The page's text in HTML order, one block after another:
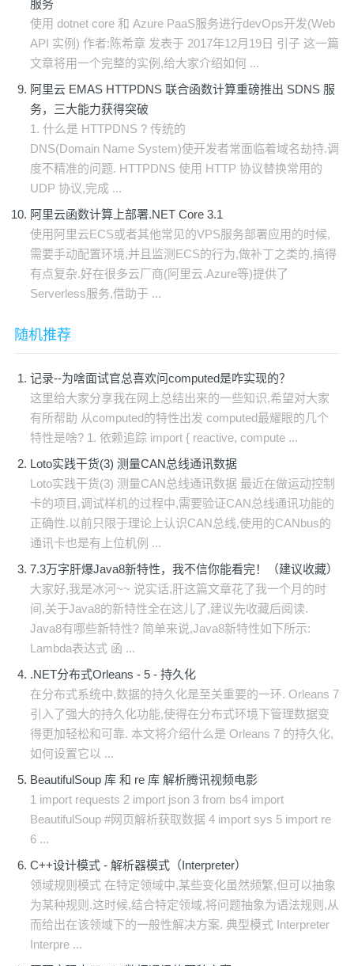
服务
使用 dotnet core 和 Azure PaaS服务进行devOps开发(Web
API 实例) 作者:陈希章 发表于 2017年12月19日 引子 这一篇
文章将用一个完整的实例,给大家介绍如何 ...
阿里云 EMAS HTTPDNS 联合函数计算重磅推出 SDNS 服
务，三大能力获得突破
1. 什么是 HTTPDNS ? 传统的
DNS(Domain Name System)使开发者常面临着域名劫持.调
度不精准的问题. HTTPDNS 使用 HTTP 协议替换常用的
UDP 协议,完成 ...
阿里云函数计算上部署.NET Core 3.1
使用阿里云ECS或者其他常见的VPS服务部署应用的时候,
需要手动配置环境,并且监测ECS的行为,做补丁之类的,搞得
有点复杂.好在很多云厂商(阿里云.Azure等)提供了
Serverless服务,借助于 ...
随机推荐
记录--为啥面试官总喜欢问computed是咋实现的？
这里给大家分享我在网上总结出来的一些知识,希望对大家
有所帮助 从computed的特性出发 computed最耀眼的几个
特性是啥? 1. 依赖追踪 import { reactive, compute ...
Loto实践干货(3) 测量CAN总线通讯数据
Loto实践干货(3) 测量CAN总线通讯数据 最近在做运动控制
卡的项目,调试样机的过程中,需要验证CAN总线通讯功能的
正确性.以前只限于理论上认识CAN总线,使用的CANbus的
通讯卡也是有上位机例 ...
7.3万字肝爆Java8新特性，我不信你能看完！（建议收藏）
大家好,我是冰河~~ 说实话,肝这篇文章花了我一个月的时
间,关于Java8的新特性全在这儿了,建议先收藏后阅读.
Java8有哪些新特性? 简单来说,Java8新特性如下所示:
Lambda表达式 函 ...
.NET分布式Orleans - 5 - 持久化
在分布式系统中,数据的持久化是至关重要的一环. Orleans 7
引入了强大的持久化功能,使得在分布式环境下管理数据变
得更加轻松和可靠. 本文将介绍什么是 Orleans 7 的持久化,
如何设置它以 ...
BeautifulSoup 库 和 re 库 解析腾讯视频电影
1 import requests 2 import json 3 from bs4 import
BeautifulSoup #网页解析获取数据 4 import sys 5 import re
6 ...
C++设计模式 - 解析器模式（Interpreter）
领域规则模式 在特定领域中,某些变化虽然频繁,但可以抽象
为某种规则.这时候,结合特定领域,将问题抽象为语法规则,从
而给出在该领域下的一般性解决方案. 典型模式 Interpreter
Interpre ...